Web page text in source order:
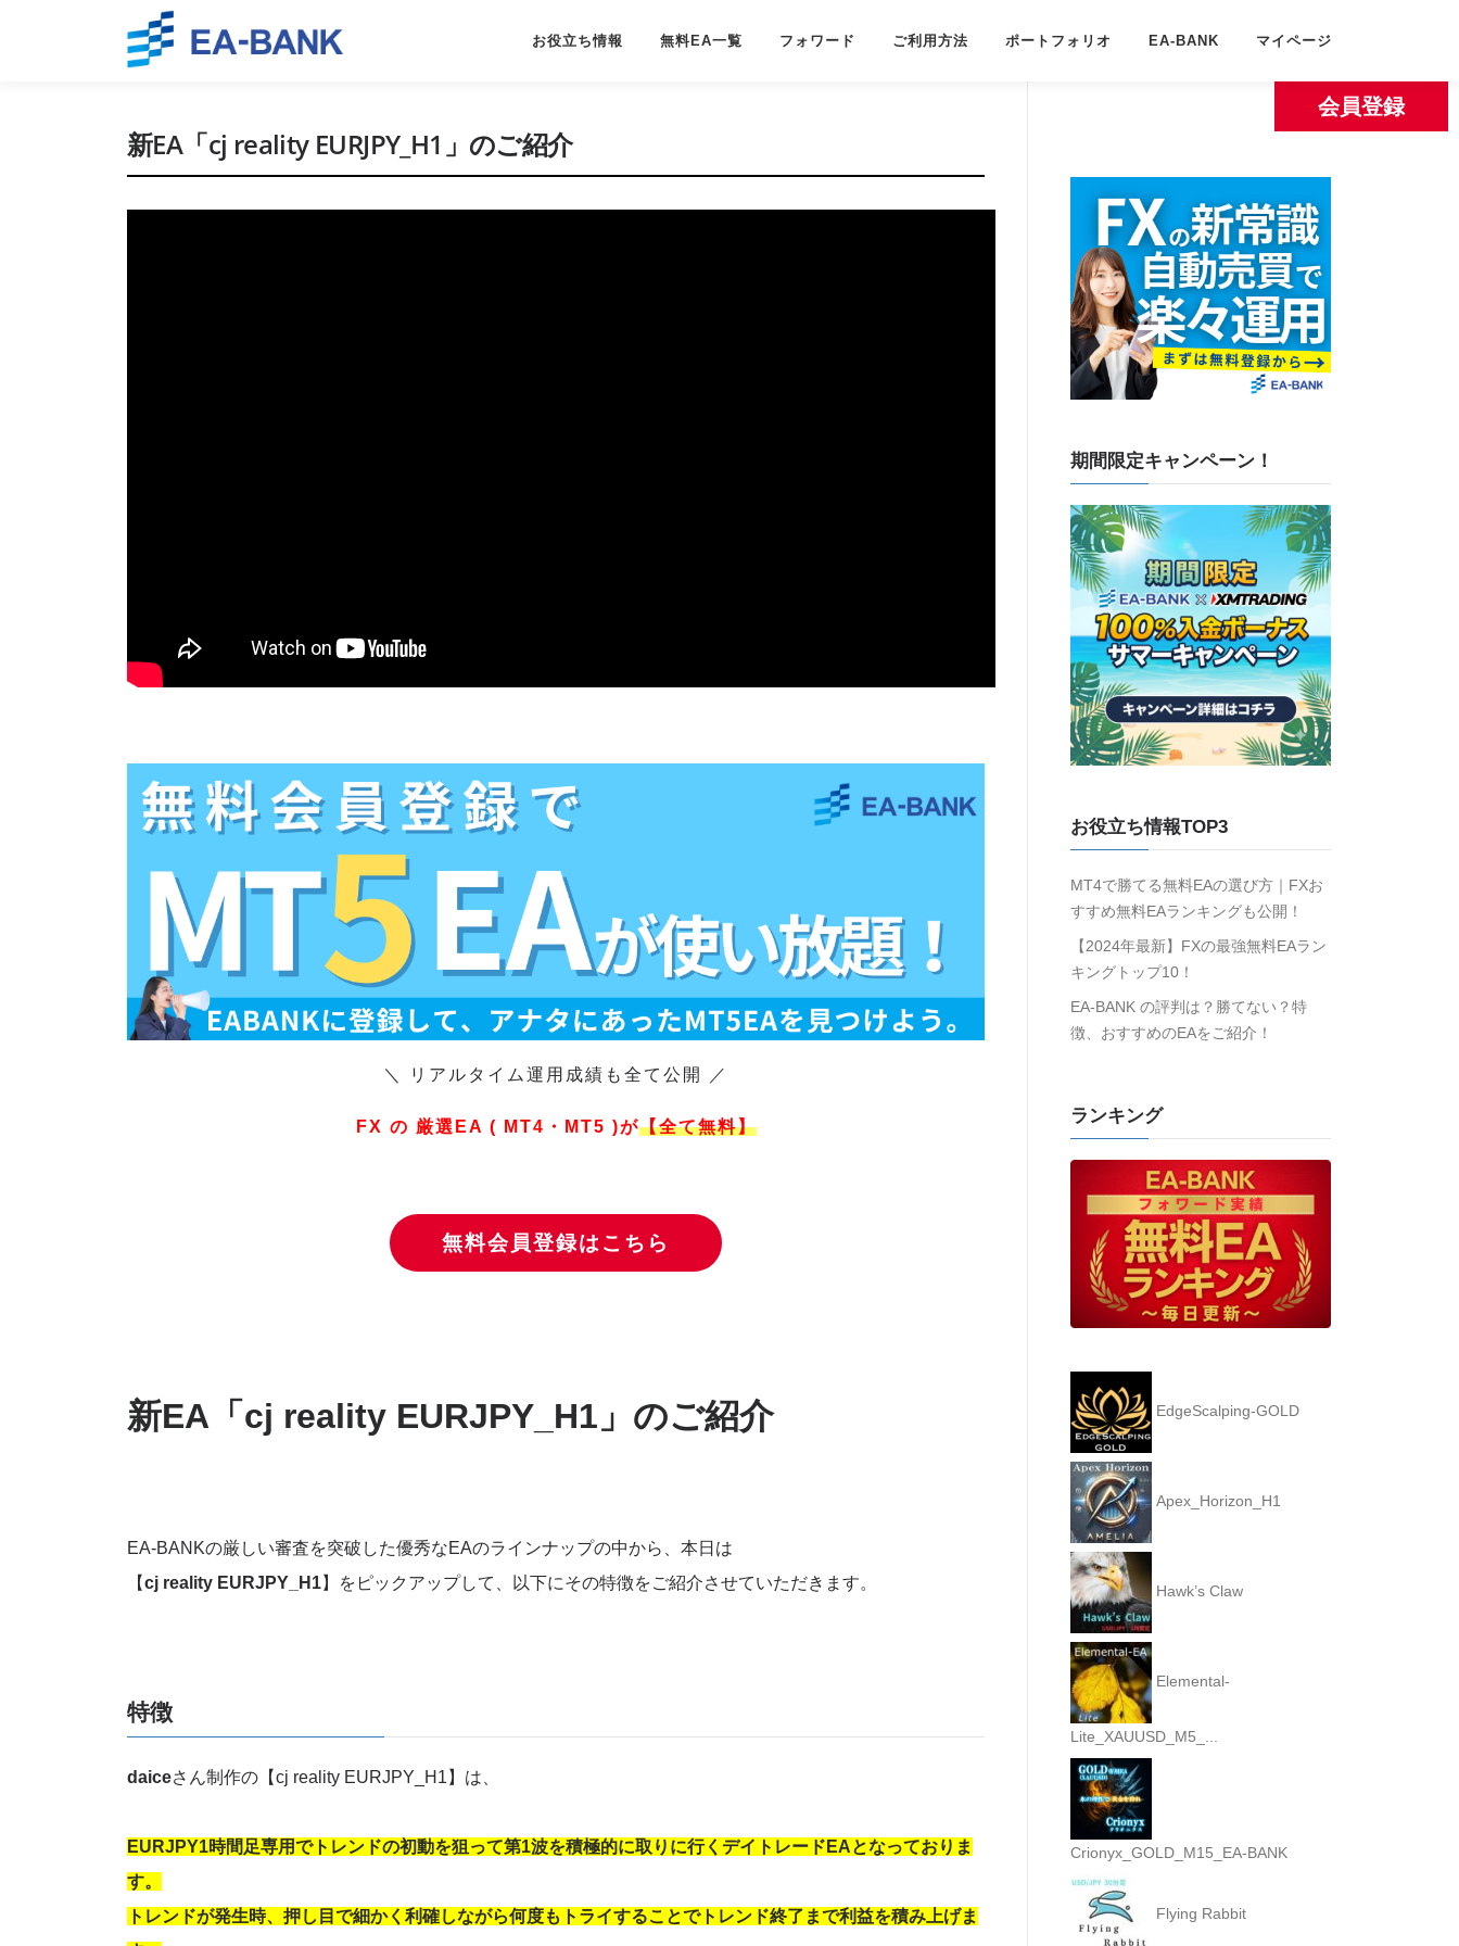
お役立ち情報 無料EA一覧 フォワード ご利用方法 ポートフォリオ EA-BANK マイページ
会員登録
新EA「cj reality EURJPY_H1」のご紹介
＼ リアルタイム運用成績も全て公開 ／
FX の 厳選EA ( MT4・MT5 )が【全て無料】
無料会員登録はこちら
新EA「cj reality EURJPY_H1」のご紹介
EA-BANKの厳しい審査を突破した優秀なEAのラインナップの中から、本日は
【cj reality EURJPY_H1】をピックアップして、以下にその特徴をご紹介させていただきます。
特徴
daiceさん制作の【cj reality EURJPY_H1】は、
EURJPY1時間足専用でトレンドの初動を狙って第1波を積極的に取りに行くデイトレードEAとなっておりま
す。
トレンドが発生時、押し目で細かく利確しながら何度もトライすることでトレンド終了まで利益を積み上げま
期間限定キャンペーン！
お役立ち情報TOP3
MT4で勝てる無料EAの選び方｜FXお
すすめ無料EAランキングも公開！
【2024年最新】FXの最強無料EAラン
キングトップ10！
EA-BANK の評判は？勝てない？特
徴、おすすめのEAをご紹介！
ランキング
EdgeScalping-GOLD
Apex_Horizon_H1
Hawk’s Claw
Elemental-
Lite_XAUUSD_M5_...
Crionyx_GOLD_M15_EA-BANK
Flying Rabbit